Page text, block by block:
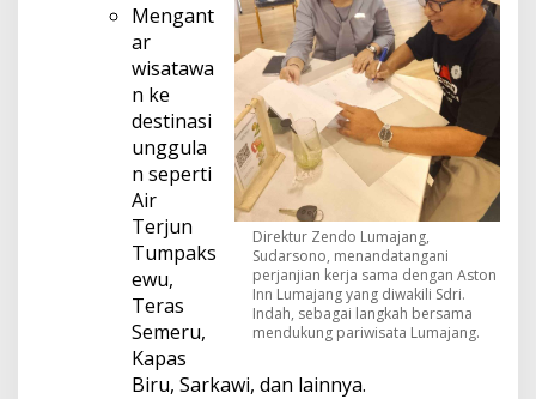
Direktur Zendo Lumajang,
Sudarsono, menandatangani
perjanjian kerja sama dengan Aston
Inn Lumajang yang diwakili Sdri.
Indah, sebagai langkah bersama
mendukung pariwisata Lumajang.
Mengant
ar
wisatawa
n ke
destinasi
unggula
n seperti
Air
Terjun
Tumpaks
ewu,
Teras
Semeru,
Kapas
Biru, Sarkawi, dan lainnya.